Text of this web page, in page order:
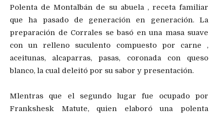
Polenta de Montalbán de su abuela , receta familiar
que ha pasado de generación en generación. La
preparación de Corrales se basó en una masa suave
con un relleno suculento compuesto por carne ,
aceitunas, alcaparras, pasas, coronada con queso
blanco, la cual deleitó por su sabor y presentación.
Mlentras que el segundo lugar fue ocupado por
Frankshesk Matute, quien elaboró una polenta